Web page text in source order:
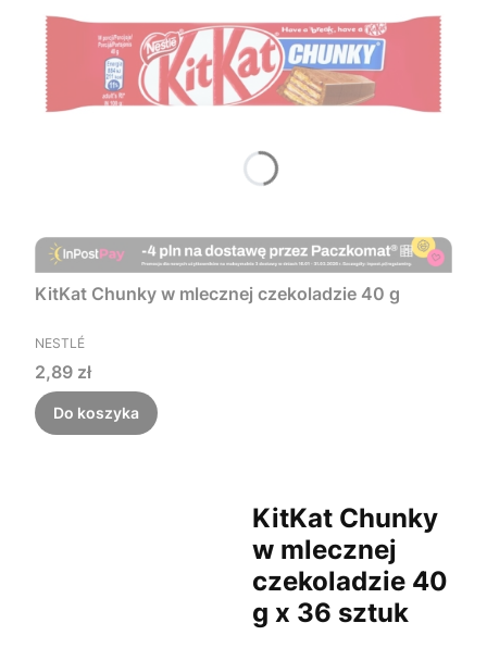
KitKat Chunky w mlecznej czekoladzie 40 g
PRODUCENT
NESTLÉ
Cena
2,89 zł
Do koszyka
KitKat Chunky
w mlecznej
czekoladzie 40
g x 36 sztuk